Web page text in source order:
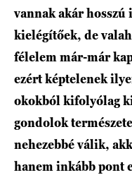
vannak akár
kielégítőek, de
félelem már-már
ezért képtelenek
okokból kifolyólag
gondolok
nehezebbé válik,
hanem inkább pont